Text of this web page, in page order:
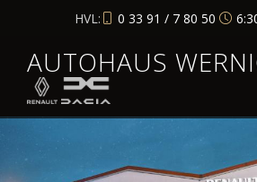
HVL: 0 33 91 / 7 80 50
AUTOHAUS